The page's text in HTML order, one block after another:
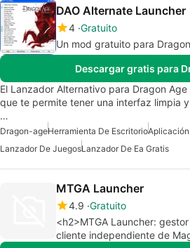
DAO Alternate Launcher
4 Gratuito
Un mod gratuito para
Descargar gratis para
El Lanzador Alternativo para Dragon
que te permite tener una interfaz limpia
…
Dragon-ageHerramienta De Escritorio
Lanzador De JuegosLanzador De Ea Gratis
MTGA Launcher
4.9 Gratuito
<h2>MTGA Launcher:
cliente independiente de